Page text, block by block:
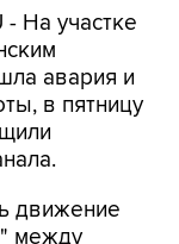
- На участке
авария и
в пятницу
движение
между